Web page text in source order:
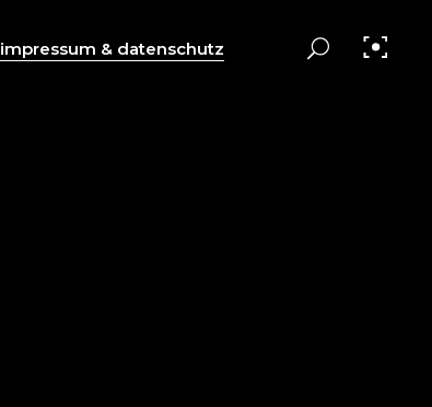
impressum & datenschutz